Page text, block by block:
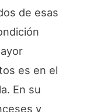
de esas
es en el
En su
y